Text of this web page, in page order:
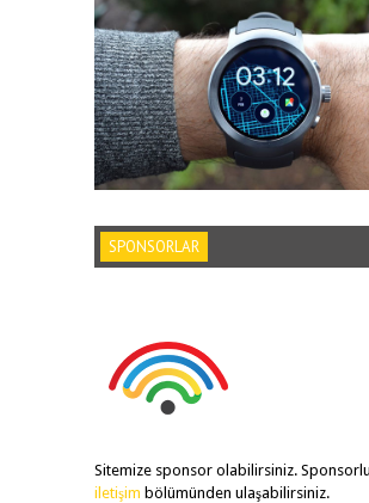
SPONSORLAR
Sitemize sponsor olabilirsiniz.
iletişim bölümünden ulaşabilirsiniz.